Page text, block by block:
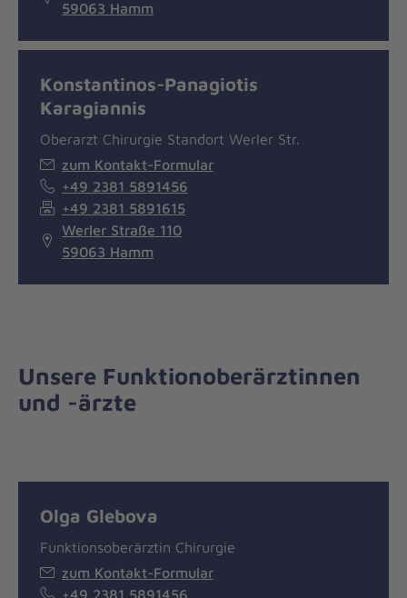
59063 Hamm
Konstantinos-Panagiotis
Karagiannis
Oberarzt Chirurgie Standort Werler Str.
zum Kontakt-Formular
+49 2381 5891456
+49 2381 5891615
Werler Straße 110
59063 Hamm
Unsere Funktionoberärztinnen
und -ärzte
Olga Glebova
Funktionsoberärztin Chirurgie
zum Kontakt-Formular
+49 2381 5891456